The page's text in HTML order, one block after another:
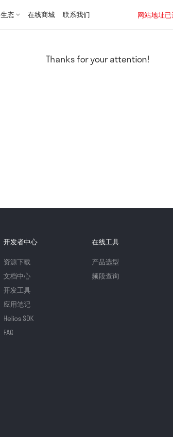
生态 在线商城 联系我们
网站地址
Thanks for your attention!
开发者中心
资源下载
文档中心
开发工具
应用笔记
Helios SDK
FAQ
在线工具
产品选型
频段查询